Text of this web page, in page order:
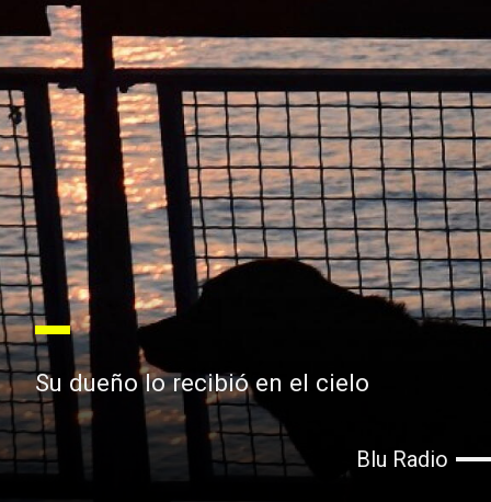
Su dueño lo recibió en el cielo
Blu Radio